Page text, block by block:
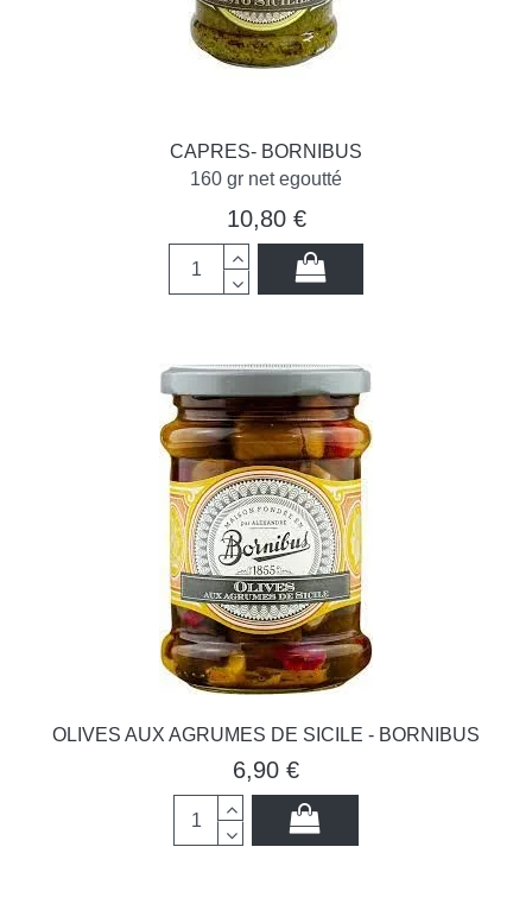
CAPRES- BORNIBUS
160 gr net egoutté
10,80 €
OLIVES AUX AGRUMES DE SICILE - BORNIBUS
6,90 €